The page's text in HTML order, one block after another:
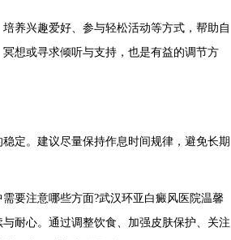
兴趣爱好、参与轻松活动等方式，帮助自
想或寻求倾听与支持，也是有益的调节方
。建议尽量保持作息时间规律，避免长期
注意哪些方面?武汉环亚白癜风医院温馨
耐心。通过调整饮食、加强皮肤保护、关注